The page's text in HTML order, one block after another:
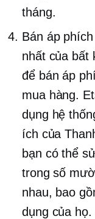
tháng.
Bán áp
nhất của bất
để bán áp
mua hàng.
dụng hệ
ích của
bạn có thể
trong số
nhau, bao
dụng của